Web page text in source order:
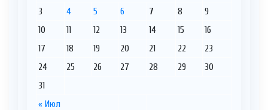
« Июл
3
4 5 6 7 8
9
10
11 12 13 14 15
16
17
18 19 20 21 22
23
24
25 26 27 28 29
30
31